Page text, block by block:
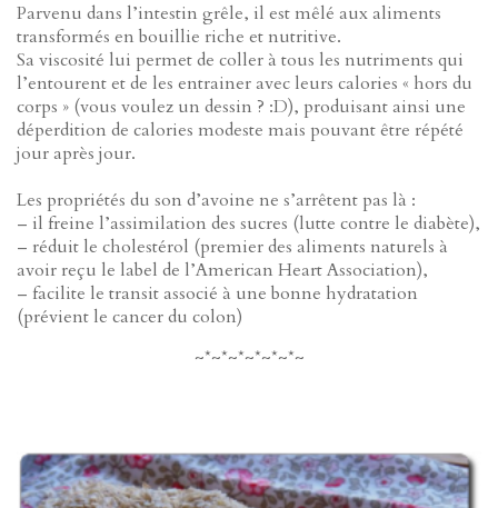
Parvenu dans l’intestin grêle, il est mêlé aux aliments
transformés en bouillie riche et nutritive.
Sa viscosité lui permet de coller à tous les nutriments qui
l’entourent et de les entrainer avec leurs calories « hors du
corps » (vous voulez un dessin ? :D), produisant ainsi une
déperdition de calories modeste mais pouvant être répété
jour après jour.
Les propriétés du son d’avoine ne s’arrêtent pas là :
– il freine l’assimilation des sucres (lutte contre le diabète),
– réduit le cholestérol (premier des aliments naturels à
avoir reçu le label de l’American Heart Association),
– facilite le transit associé à une bonne hydratation
(prévient le cancer du colon)
~*~*~*~*~*~*~